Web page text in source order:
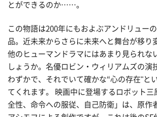
とができるのか……。
この物語は200年にもおよぶアンドリュー
品。近未来からさらに未来へと舞台が移り
他のヒューマンドラマにはあまり見られな
しょうか。名優ロビン・ウィリアムズの演
わずかで、それでいて確かな“心の存在"と
てくれます。 映画中に登場するロボット三
全性、命令への服従、自己防衛」は、原作